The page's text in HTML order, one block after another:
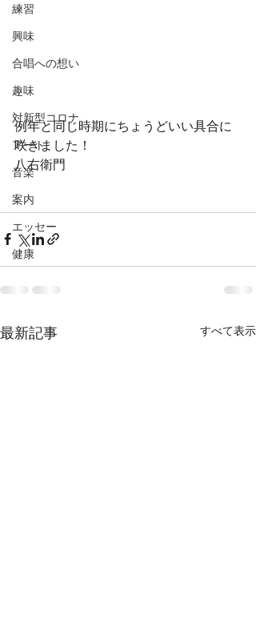
練習
興味
合唱への想い
趣味
対新型コロナ
アート
音楽
案内
エッセー
健康
例年と同じ時期にちょうどいい具合に
咲きました！
八右衛門
最新記事 すべて表示